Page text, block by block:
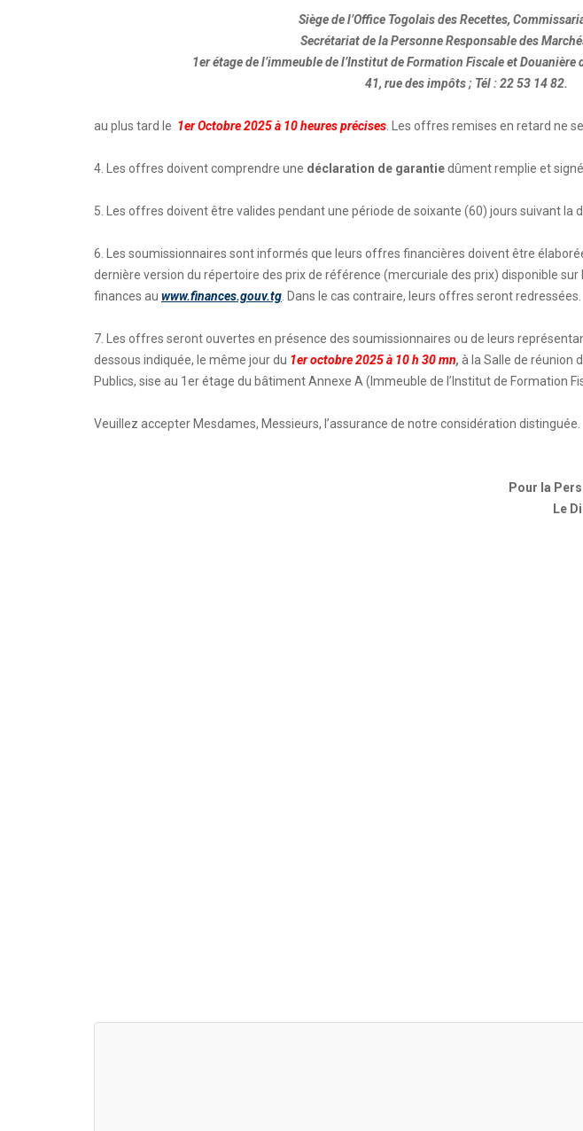
Siège de l’Office Togolais des Recettes,
Secrétariat de la Personne Responsable des
1er étage de l’immeuble de l’Institut de Formation Fiscale et Douanière
41, rue des impôts ; Tél : 22 53 14 82.
au plus tard le 1er Octobre 2025 à 10 heures précises . Les offres remises en retard ne
4. Les offres doivent comprendre une déclaration de garantiedûment remplie et
5. Les offres doivent être valides pendant une période de soixante (60) jours suivant la
6. Les soumissionnaires sont informés que leurs offres financières doivent être
dernière version du répertoire des prix de référence (mercuriale des prix) disponible sur
finances au www.finances.gouv.tg . Dans le cas contraire, leurs offres seront redressées.
7. Les offres seront ouvertes en présence des soumissionnaires ou de leurs
dessous indiquée, le même jour du 1er octobre 2025 à 10 h 30 mn, à la Salle de réunion
Publics, sise au 1er étage du bâtiment Annexe A (Immeuble de l’Institut de Formation
Veuillez accepter Mesdames, Messieurs, l’assurance de notre considération distinguée.
Pour la
Le